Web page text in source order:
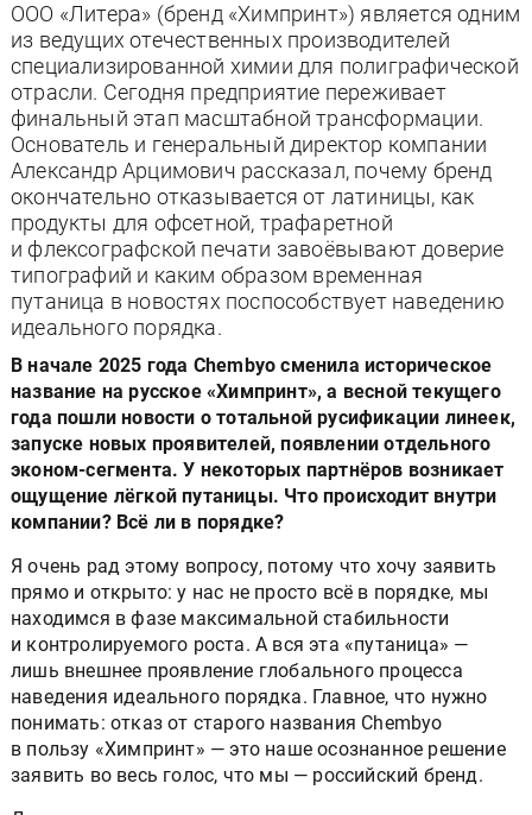
ООО «Литера» (бренд «Химпринт») является одним
из ведущих отечественных производителей
специализированной химии для полиграфической
отрасли. Сегодня предприятие переживает
финальный этап масштабной трансформации.
Основатель и генеральный директор компании
Александр Арцимович рассказал, почему бренд
окончательно отказывается от латиницы, как
продукты для офсетной, трафаретной
и флексографской печати завоёвывают доверие
типографий и каким образом временная
путаница в новостях поспособствует наведению
идеального порядка.
В начале 2025 года Chembyo сменила историческое
название на русское «Химпринт», а весной текущего
года пошли новости о тотальной русификации линеек,
запуске новых проявителей, появлении отдельного
эконом-сегмента. У некоторых партнёров возникает
ощущение лёгкой путаницы. Что происходит внутри
компании? Всё ли в порядке?
Я очень рад этому вопросу, потому что хочу заявить
прямо и открыто: у нас не просто всё в порядке, мы
находимся в фазе максимальной стабильности
и контролируемого роста. А вся эта «путаница» —
лишь внешнее проявление глобального процесса
наведения идеального порядка. Главное, что нужно
понимать: отказ от старого названия Chembyo
в пользу «Химпринт» — это наше осознанное решение
заявить во весь голос, что мы — российский бренд.